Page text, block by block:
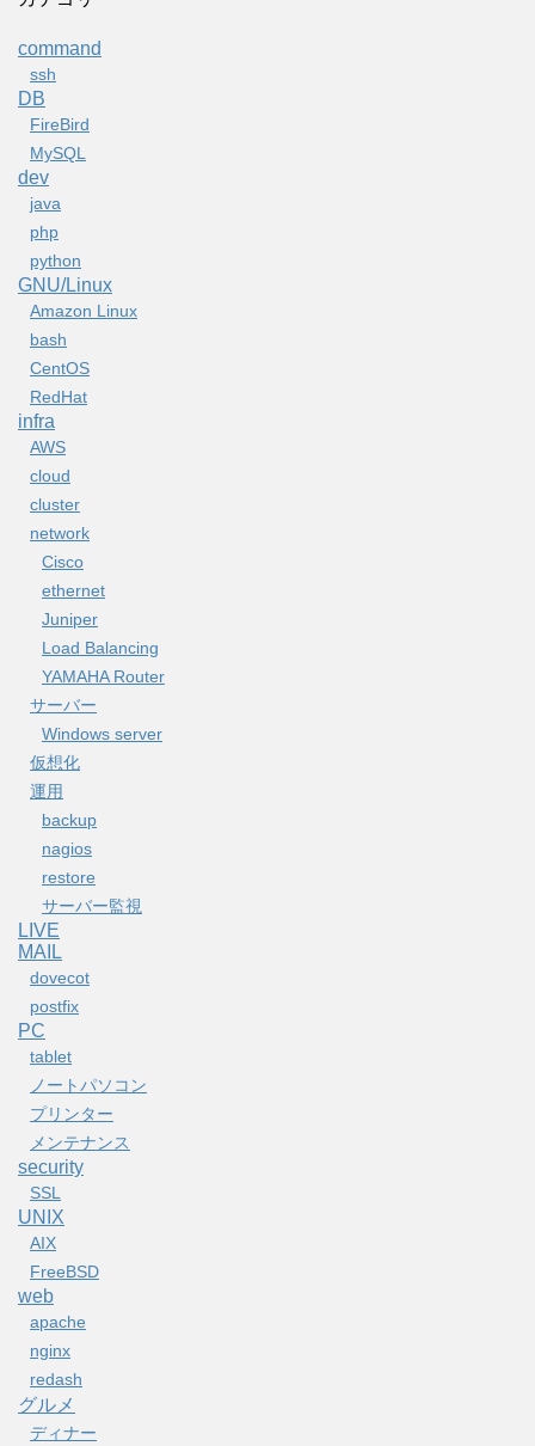
command
ssh
DB
FireBird
MySQL
dev
java
php
python
GNU/Linux
Amazon Linux
bash
CentOS
RedHat
infra
AWS
cloud
cluster
network
Cisco
ethernet
Juniper
Load Balancing
YAMAHA Router
サーバー
Windows server
仮想化
運用
backup
nagios
restore
サーバー監視
LIVE
MAIL
dovecot
postfix
PC
tablet
ノートパソコン
プリンター
メンテナンス
security
SSL
UNIX
AIX
FreeBSD
web
apache
nginx
redash
グルメ
ディナー